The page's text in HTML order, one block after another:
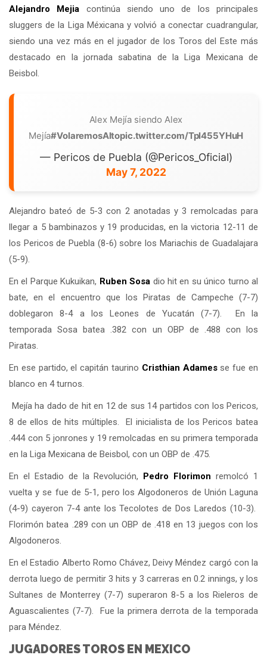
Alejandro Mejia continúa siendo uno de los principales
sluggers de la Liga Méxicana y volvió a conectar cuadrangular,
siendo una vez más en el jugador de los Toros del Este más
destacado en la jornada sabatina de la Liga Mexicana de
Beisbol.
Alex Mejía siendo Alex
Mejía#VolaremosAltopic.twitter.com/Tpl455YHuH
— Pericos de Puebla (@Pericos_Oficial)
May 7, 2022
Alejandro bateó de 5-3 con 2 anotadas y 3 remolcadas para
llegar a 5 bambinazos y 19 producidas, en la victoria 12-11 de
los Pericos de Puebla (8-6) sobre los Mariachis de Guadalajara
(5-9).
En el Parque Kukuikan, Ruben Sosa dio hit en su único turno al
bate, en el encuentro que los Piratas de Campeche (7-7)
doblegaron 8-4 a los Leones de Yucatán (7-7). En la
temporada Sosa batea .382 con un OBP de .488 con los
Piratas.
En ese partido, el capitán taurino Cristhian Adamesse fue en
blanco en 4 turnos.
Mejía ha dado de hit en 12 de sus 14 partidos con los Pericos,
8 de ellos de hits múltiples. El inicialista de los Pericos batea
.444 con 5 jonrones y 19 remolcadas en su primera temporada
en la Liga Mexicana de Beisbol, con un OBP de .475.
En el Estadio de la Revolución, Pedro Florimon remolcó 1
vuelta y se fue de 5-1, pero los Algodoneros de Unión Laguna
(4-9) cayeron 7-4 ante los Tecolotes de Dos Laredos (10-3).
Florimón batea .289 con un OBP de .418 en 13 juegos con los
Algodoneros.
En el Estadio Alberto Romo Chávez, Deivy Méndez cargó con la
derrota luego de permitir 3 hits y 3 carreras en 0.2 innings, y los
Sultanes de Monterrey (7-7) superaron 8-5 a los Rieleros de
Aguascalientes (7-7). Fue la primera derrota de la temporada
para Méndez.
JUGADORES TOROS EN MEXICO